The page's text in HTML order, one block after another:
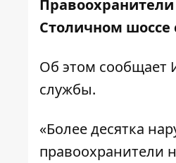
Столичном шоссе
Об этом сообщает
службы.
«Более десятка
правоохранители